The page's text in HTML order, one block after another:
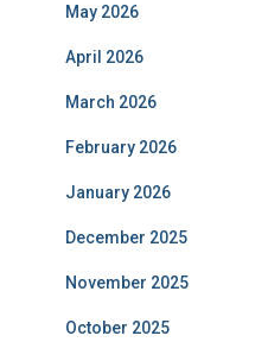
May 2026
April 2026
March 2026
February 2026
January 2026
December 2025
November 2025
October 2025